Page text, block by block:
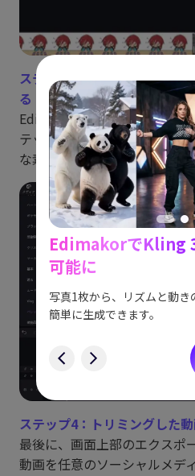
ステップ3：ステッカーや字
る
Edimakorで動画を編集する
テッカーや字幕を追加できま
な素材を準備しており、すべ
ステップ4：トリミングした
最後に、画面上部のエクスポ
動画を任意のソーシャルメデ
スム
EdimakorでKling
可能に
写真1枚から、リズムと動き
簡単に生成できます。